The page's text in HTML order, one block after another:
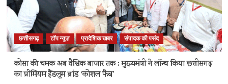
छत्तीसगढ़ टॉप न्यूज़ प्रादेशिक खबर संपादक की पसंद
कोसा की चमक अब वैश्विक बाजार तक : मुख्यमंत्री ने लॉन्च किया छत्तीसगढ़
का प्रीमियम हैंडलूम ब्रांड ‘कोशल फैब’